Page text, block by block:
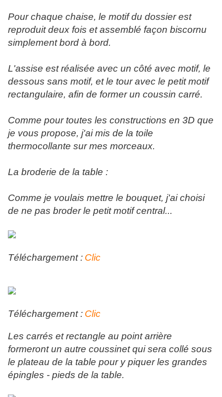
Pour chaque chaise, le motif du dossier est
reproduit deux fois et assemblé façon biscornu
simplement bord à bord.
L'assise est réalisée avec un côté avec motif, le
dessous sans motif, et le tour avec le petit motif
rectangulaire, afin de former un coussin carré.
Comme pour toutes les constructions en 3D que
je vous propose, j'ai mis de la toile
thermocollante sur mes morceaux.
La broderie de la table :
Comme je voulais mettre le bouquet, j'ai choisi
de ne pas broder le petit motif central...
Téléchargement : Clic
Téléchargement : Clic
Les carrés et rectangle au point arrière
formeront un autre coussinet qui sera collé sous
le plateau de la table pour y piquer les grandes
épingles - pieds de la table.